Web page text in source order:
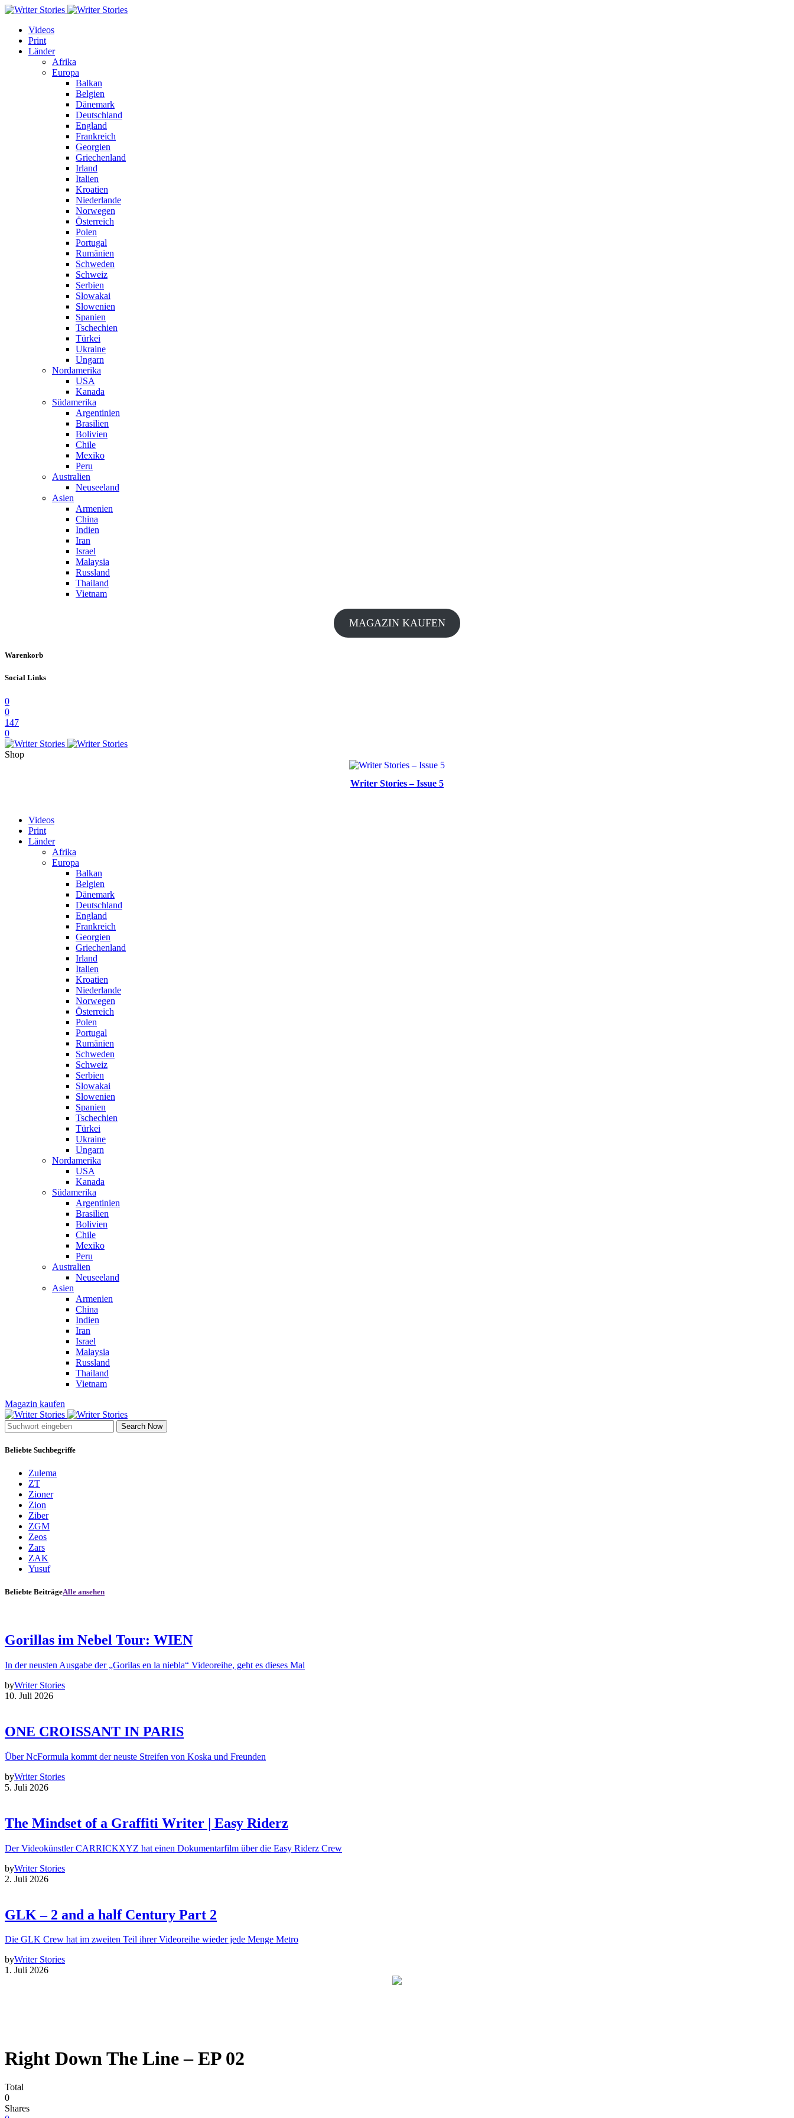
Videos
Print
Länder
Afrika
Europa
Balkan
Belgien
Dänemark
Deutschland
England
Frankreich
Georgien
Griechenland
Irland
Italien
Kroatien
Niederlande
Norwegen
Österreich
Polen
Portugal
Rumänien
Schweden
Schweiz
Serbien
Slowakai
Slowenien
Spanien
Tschechien
Türkei
Ukraine
Ungarn
Nordamerika
USA
Kanada
Südamerika
Argentinien
Brasilien
Bolivien
Chile
Mexiko
Peru
Australien
Neuseeland
Asien
Armenien
China
Indien
Iran
Israel
Malaysia
Russland
Thailand
Vietnam
MAGAZIN KAUFEN
Warenkorb
Social Links
0
0
147
0
Shop
Writer Stories – Issue 5
Videos
Print
Länder
Afrika
Europa
Balkan
Belgien
Dänemark
Deutschland
England
Frankreich
Georgien
Griechenland
Irland
Italien
Kroatien
Niederlande
Norwegen
Österreich
Polen
Portugal
Rumänien
Schweden
Schweiz
Serbien
Slowakai
Slowenien
Spanien
Tschechien
Türkei
Ukraine
Ungarn
Nordamerika
USA
Kanada
Südamerika
Argentinien
Brasilien
Bolivien
Chile
Mexiko
Peru
Australien
Neuseeland
Asien
Armenien
China
Indien
Iran
Israel
Malaysia
Russland
Thailand
Vietnam
Magazin kaufen
Search Now
Beliebte Suchbegriffe
Zulema
ZT
Zioner
Zion
Ziber
ZGM
Zeos
Zars
ZAK
Yusuf
Beliebte BeiträgeAlle ansehen
Gorillas im Nebel Tour: WIEN
In der neusten Ausgabe der „Gorilas en la niebla“ Videoreihe, geht es dieses Mal
byWriter Stories
10. Juli 2026
ONE CROISSANT IN PARIS
Über NcFormula kommt der neuste Streifen von Koska und Freunden
byWriter Stories
5. Juli 2026
The Mindset of a Graffiti Writer | Easy Riderz
Der Videokünstler CARRICKXYZ hat einen Dokumentarfilm über die Easy Riderz Crew
byWriter Stories
2. Juli 2026
GLK – 2 and a half Century Part 2
Die GLK Crew hat im zweiten Teil ihrer Videoreihe wieder jede Menge Metro
byWriter Stories
1. Juli 2026
Right Down The Line – EP 02
Total
0
Shares